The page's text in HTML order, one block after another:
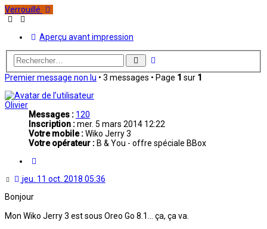
Verrouillé
Aperçu avant impression
Rechercher
Premier message non lu • 3 messages • Page 1 sur 1
Olivier
Messages : 120
Inscription :mer. 5 mars 2014 12:22
Votre mobile :Wiko Jerry 3
Votre opérateur : B & You - offre spéciale BBox
Message
lu
jeu. 11 oct. 2018 05:36
Bonjour
Mon Wiko Jerry 3 est sous Oreo Go 8.1... ça, ça va.